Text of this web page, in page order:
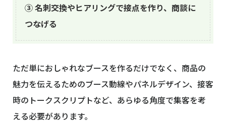
③ 名刺交換やヒアリングで接点を作り、商談に
つなげる
ただ単におしゃれなブースを作るだけでなく、商品の
魅力を伝えるためのブース動線やパネルデザイン、接客
時のトークスクリプトなど、あらゆる角度で集客を考
える必要があります。